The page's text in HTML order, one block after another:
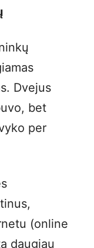
Dvejus
bet
per
(online
daugiau